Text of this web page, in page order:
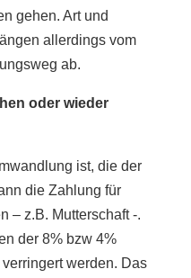
gehen. Art und
allerdings vom
ab.
oder wieder
ist, die der
die Zahlung für
– z.B. Mutterschaft -.
der 8% bzw 4%
werden. Das